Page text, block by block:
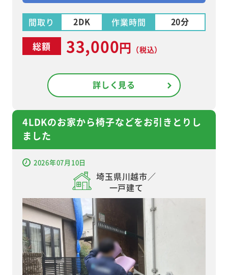
間取り 2DK 作業時間 20分
総額 33,000円 （税込）
詳しく見る
4LDKのお家から椅子などをお引きとりし
ました
2026年07月10日
埼玉県川越市／
一戸建て